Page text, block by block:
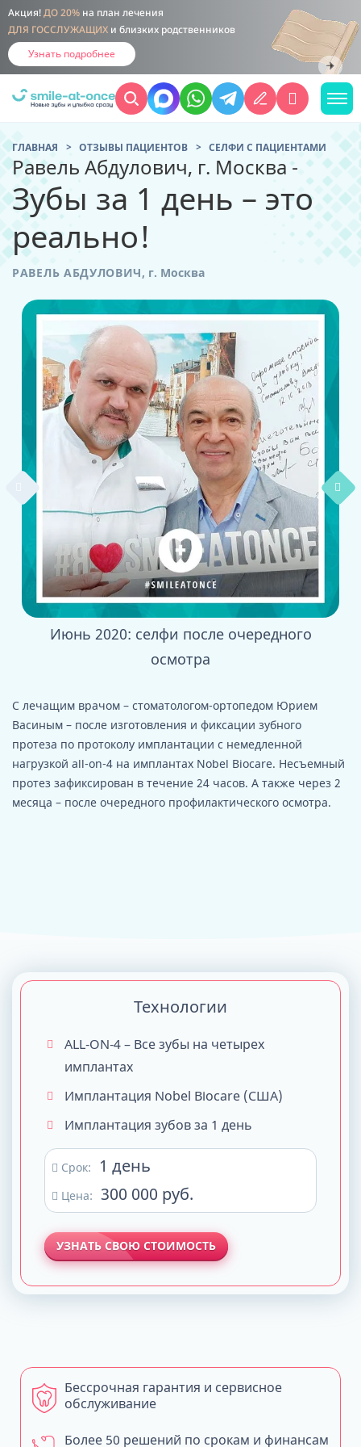
Акция! ДО 20% на план лечения
ДЛЯ ГОССЛУЖАЩИХ и близких родственников
Узнать подробнее
ГЛАВНАЯ ОТЗЫВЫ ПАЦИЕНТОВ CЕЛФИ С ПАЦИЕНТАМИ
Равель Абдулович, г. Москва -
Зубы за 1 день – это
реально!
РАВЕЛЬ АБДУЛОВИЧ, г. Москва
С лечащим врачом – стоматологом-ортопедом Юрием
Васиным – после изготовления и фиксации зубного
протеза по протоколу имплантации с немедленной
нагрузкой all-on-4 на имплантах Nobel Biocare. Несъемный
протез зафиксирован в течение 24 часов. А также через 2
месяца – после очередного профилактического осмотра.
Июнь 2020: селфи после очередного
осмотра
Технологии
ALL-ON-4 – Все зубы на четырех
имплантах
Имплантация Nobel Biocare (США)
Имплантация зубов за 1 день
Срок: 1 день
Цена: 300 000 руб.
УЗНАТЬ СВОЮ СТОИМОСТЬ
Бессрочная гарантия и сервисное
обслуживание
Более 50 решений по срокам и финансам